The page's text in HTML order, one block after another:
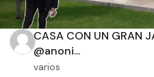
CASA CON UN GRAN
@anoni...
varios
m2 de terreno